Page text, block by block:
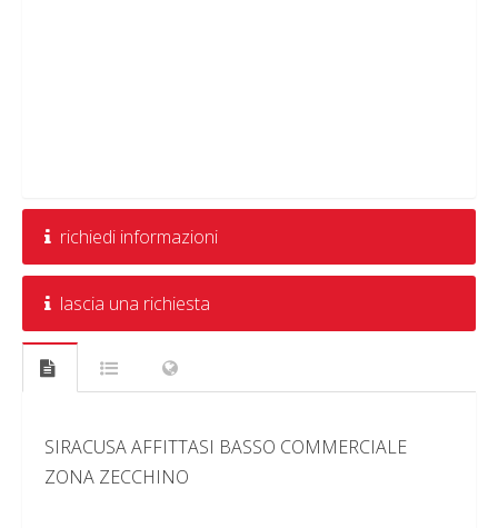
richiedi informazioni
lascia una richiesta
SIRACUSA AFFITTASI BASSO COMMERCIALE
ZONA ZECCHINO